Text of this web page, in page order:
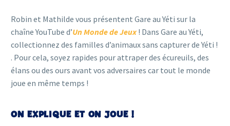
Robin et Mathilde vous présentent Gare au Yéti sur la
chaîne YouTube d’Un Monde de Jeux! Dans Gare au Yéti,
collectionnez des familles d’animaux sans capturer de Yéti !
. Pour cela, soyez rapides pour attraper des écureuils, des
élans ou des ours avant vos adversaires car tout le monde
joue en même temps !
ON EXPLIQUE ET ON JOUE !